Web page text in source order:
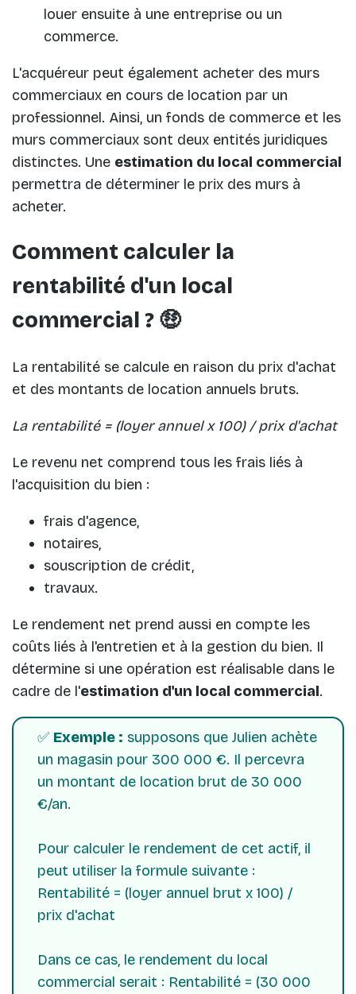
louer ensuite à une entreprise ou un
commerce.
L'acquéreur peut également acheter des murs
commerciaux en cours de location par un
professionnel. Ainsi, un fonds de commerce et les
murs commerciaux sont deux entités juridiques
distinctes. Une estimation du local commercial
permettra de déterminer le prix des murs à
acheter.
Comment calculer la
rentabilité d'un local
commercial ? 🤑
La rentabilité se calcule en raison du prix d'achat
et des montants de location annuels bruts.
La rentabilité = (loyer annuel x 100) / prix d'achat
Le revenu net comprend tous les frais liés à
l'acquisition du bien :
frais d'agence,
notaires,
souscription de crédit,
travaux.
Le rendement net prend aussi en compte les
coûts liés à l'entretien et à la gestion du bien. Il
détermine si une opération est réalisable dans le
cadre de l'estimation d'un local commercial.
✅ Exemple : supposons que Julien achète
un magasin pour 300 000 €. Il percevra
un montant de location brut de 30 000
€/an.
Pour calculer le rendement de cet actif, il
peut utiliser la formule suivante :
Rentabilité = (loyer annuel brut x 100) /
prix d'achat
Dans ce cas, le rendement du local
commercial serait : Rentabilité = (30 000